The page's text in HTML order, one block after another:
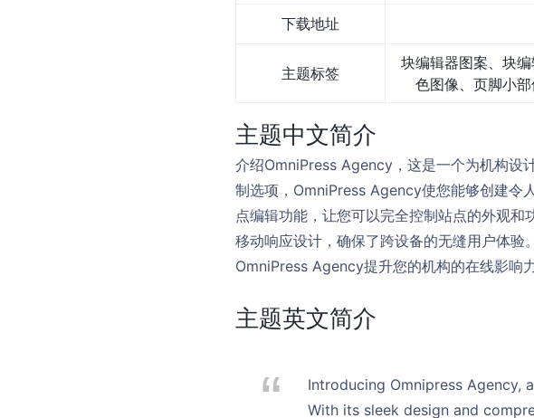
下载地址
主题标签
块编辑器图案、块
色图像、页脚小
主题中文简介
介绍OmniPress Agency，这是一个为机构设
制选项，OmniPress Agency使您能够创建令
点编辑功能，让您可以完全控制站点的外观
移动响应设计，确保了跨设备的无缝用户体
OmniPress Agency提升您的机构的在线影响
主题英文简介
Introducing Omnipress Agency,
With its sleek design and